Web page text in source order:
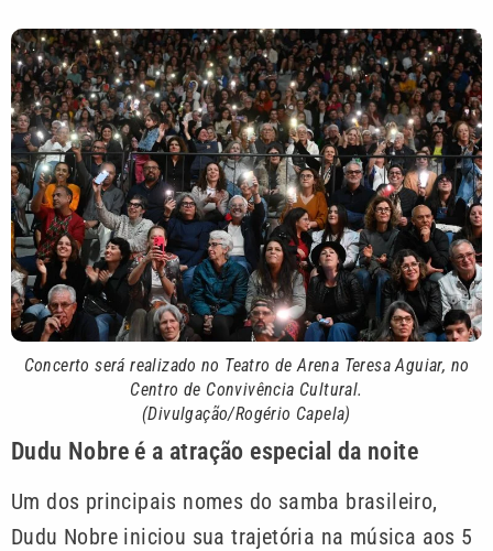
Concerto será realizado no Teatro de Arena Teresa Aguiar, no
Centro de Convivência Cultural.
(Divulgação/Rogério Capela)
Dudu Nobre é a atração especial da noite
Um dos principais nomes do samba brasileiro,
Dudu Nobre iniciou sua trajetória na música aos 5